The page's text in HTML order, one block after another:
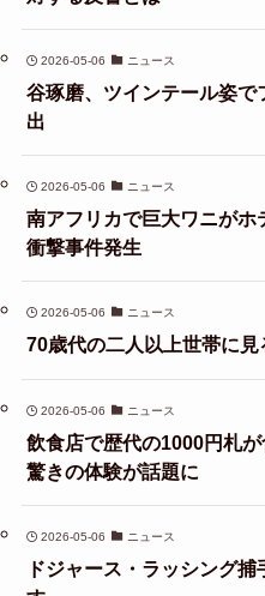
2026-05-06 ニュース
谷琢磨、ツインテール姿
出
2026-05-06 ニュース
南アフリカで巨大ワニが
衝撃事件発生
2026-05-06 ニュース
70歳代の二人以上世帯に
2026-05-06 ニュース
飲食店で歴代の1000円札
驚きの体験が話題に
2026-05-06 ニュース
ドジャース・ラッシング